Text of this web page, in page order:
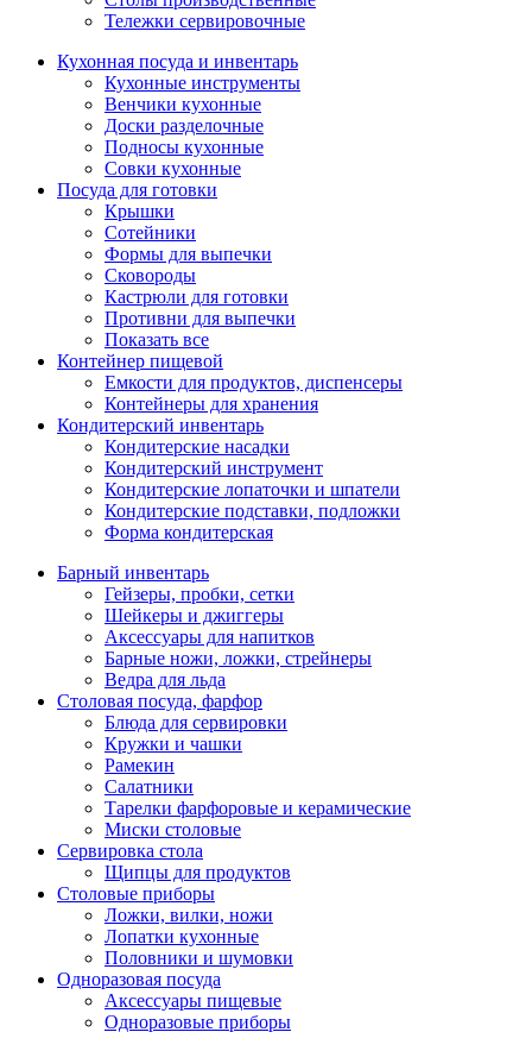
Тележки сервировочные
Кухонная посуда и инвентарь
Кухонные инструменты
Венчики кухонные
Доски разделочные
Подносы кухонные
Совки кухонные
Посуда для готовки
Крышки
Сотейники
Формы для выпечки
Сковороды
Кастрюли для готовки
Противни для выпечки
Показать все
Контейнер пищевой
Емкости для продуктов, диспенсеры
Контейнеры для хранения
Кондитерский инвентарь
Кондитерские насадки
Кондитерский инструмент
Кондитерские лопаточки и шпатели
Кондитерские подставки, подложки
Форма кондитерская
Барный инвентарь
Гейзеры, пробки, сетки
Шейкеры и джиггеры
Аксессуары для напитков
Барные ножи, ложки, стрейнеры
Ведра для льда
Столовая посуда, фарфор
Блюда для сервировки
Кружки и чашки
Рамекин
Салатники
Тарелки фарфоровые и керамические
Миски столовые
Сервировка стола
Щипцы для продуктов
Столовые приборы
Ложки, вилки, ножи
Лопатки кухонные
Половники и шумовки
Одноразовая посуда
Аксессуары пищевые
Одноразовые приборы